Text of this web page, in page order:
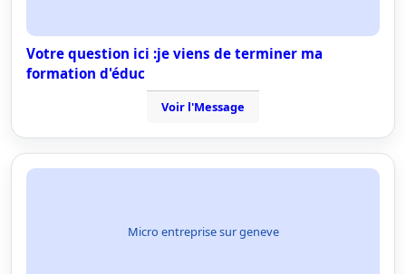
Votre question ici :je viens de terminer ma
formation d'éduc
Voir l'Message
Micro entreprise sur geneve